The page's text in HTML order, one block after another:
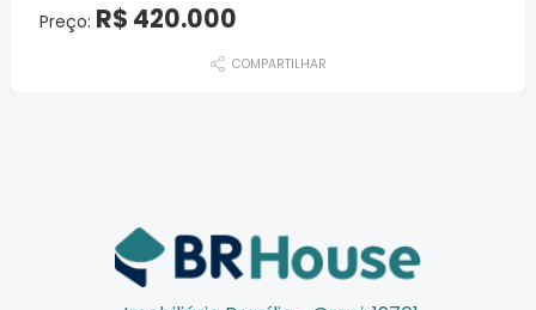
Preço: R$ 420.000
COMPARTILHAR